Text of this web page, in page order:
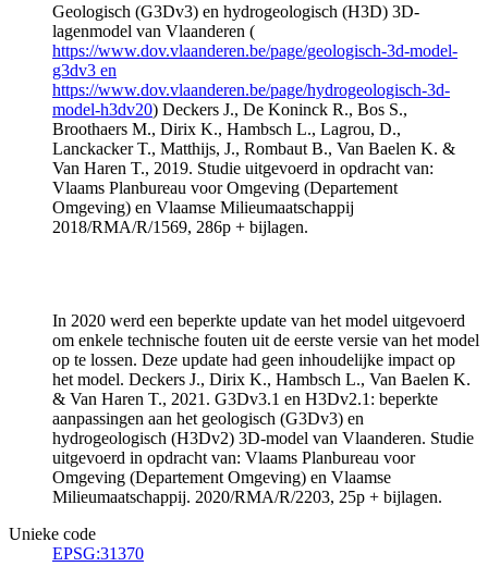
Geologisch (G3Dv3) en hydrogeologisch (H3D) 3D-
lagenmodel van Vlaanderen (
https://www.dov.vlaanderen.be/page/geologisch-3d-model-
g3dv3 en
https://www.dov.vlaanderen.be/page/hydrogeologisch-3d-
model-h3dv20) Deckers J., De Koninck R., Bos S.,
Broothaers M., Dirix K., Hambsch L., Lagrou, D.,
Lanckacker T., Matthijs, J., Rombaut B., Van Baelen K. &
Van Haren T., 2019. Studie uitgevoerd in opdracht van:
Vlaams Planbureau voor Omgeving (Departement
Omgeving) en Vlaamse Milieumaatschappij
2018/RMA/R/1569, 286p + bijlagen.
In 2020 werd een beperkte update van het model uitgevoerd
om enkele technische fouten uit de eerste versie van het model
op te lossen. Deze update had geen inhoudelijke impact op
het model. Deckers J., Dirix K., Hambsch L., Van Baelen K.
& Van Haren T., 2021. G3Dv3.1 en H3Dv2.1: beperkte
aanpassingen aan het geologisch (G3Dv3) en
hydrogeologisch (H3Dv2) 3D-model van Vlaanderen. Studie
uitgevoerd in opdracht van: Vlaams Planbureau voor
Omgeving (Departement Omgeving) en Vlaamse
Milieumaatschappij. 2020/RMA/R/2203, 25p + bijlagen.
Unieke code
EPSG:31370